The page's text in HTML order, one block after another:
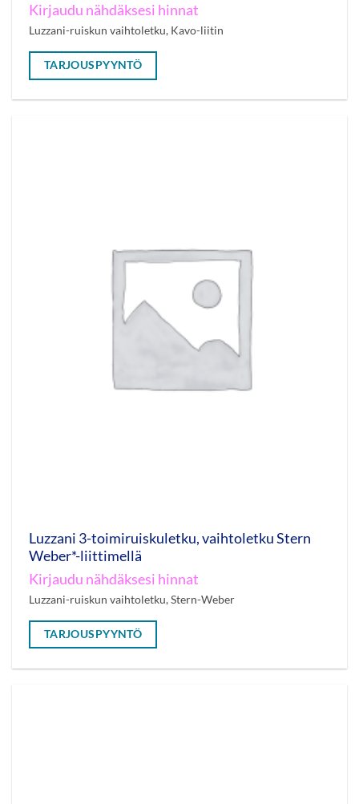
Kirjaudu nähdäksesi hinnat
Luzzani-ruiskun vaihtoletku, Kavo-liitin
TARJOUSPYYNTÖ
Luzzani 3-toimiruiskuletku, vaihtoletku Stern
Weber*-liittimellä
Kirjaudu nähdäksesi hinnat
Luzzani-ruiskun vaihtoletku, Stern-Weber
TARJOUSPYYNTÖ